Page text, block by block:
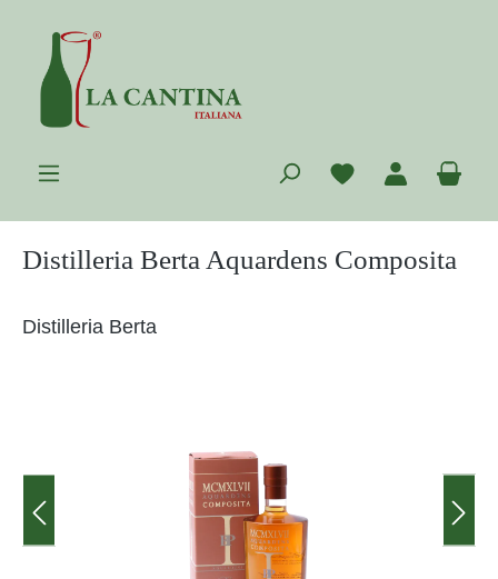
Zum Hauptinhalt springen
Du hast 0
Distilleria Berta Aquardens Composita
Distilleria Berta